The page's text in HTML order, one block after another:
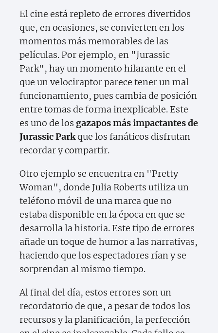
El cine está repleto de errores divertidos
que, en ocasiones, se convierten en los
momentos más memorables de las
películas. Por ejemplo, en "Jurassic
Park", hay un momento hilarante en el
que un velociraptor parece tener un mal
funcionamiento, pues cambia de posición
entre tomas de forma inexplicable. Este
es uno de los gazapos más impactantes de
Jurassic Parkque los fanáticos disfrutan
recordar y compartir.
Otro ejemplo se encuentra en "Pretty
Woman", donde Julia Roberts utiliza un
teléfono móvil de una marca que no
estaba disponible en la época en que se
desarrolla la historia. Este tipo de errores
añade un toque de humor a las narrativas,
haciendo que los espectadores rían y se
sorprendan al mismo tiempo.
Al final del día, estos errores son un
recordatorio de que, a pesar de todos los
recursos y la planificación, la perfección